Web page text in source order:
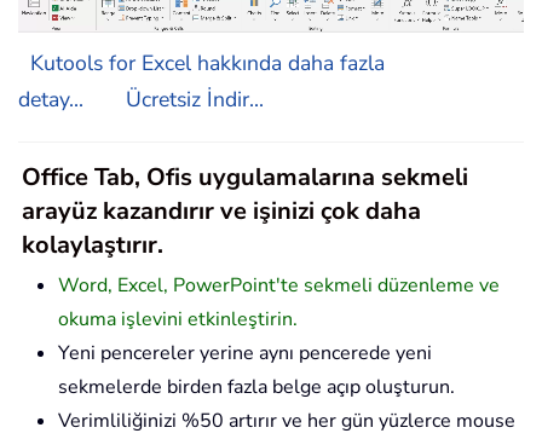
Kutools for Excel hakkında daha fazla
detay...
Ücretsiz İndir...
Office Tab, Ofis uygulamalarına sekmeli
arayüz kazandırır ve işinizi çok daha
kolaylaştırır.
Word, Excel, PowerPoint'te sekmeli düzenleme ve
okuma işlevini etkinleştirin.
Yeni pencereler yerine aynı pencerede yeni
sekmelerde birden fazla belge açıp oluşturun.
Verimliliğinizi %50 artırır ve her gün yüzlerce mouse